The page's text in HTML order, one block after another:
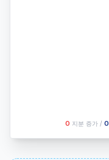
O 지분 증가 / O